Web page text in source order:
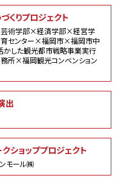
くりプロジェクト
術学部×経済学部×経営学
センター×福岡市×福岡市中
した観光都市戦略事業実行
所×福岡観光コンベンション
出
ショッププロジェクト
モール㈱